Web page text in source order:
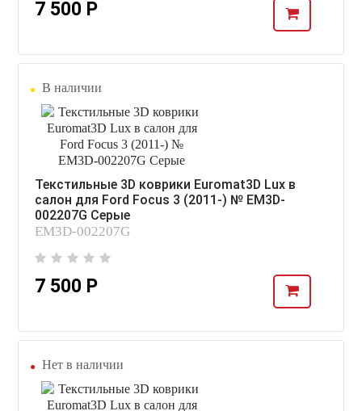
7 500 Р
В наличии
Текстильные 3D коврики Euromat3D Lux в
салон для Ford Focus 3 (2011-) № EM3D-
002207G Серые
EM3D-002207G
7 500 Р
Нет в наличии